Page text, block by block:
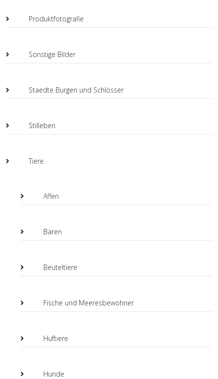
Produktfotografie
Sonstige Bilder
Staedte Burgen und Schlösser
Stilleben
Tiere
Affen
Bären
Beuteltiere
Fische und Meeresbewohner
Huftiere
Hunde